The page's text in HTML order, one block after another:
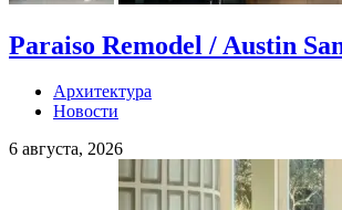
Paraiso Remodel / Austin
Архитектура
Новости
6 августа, 2026